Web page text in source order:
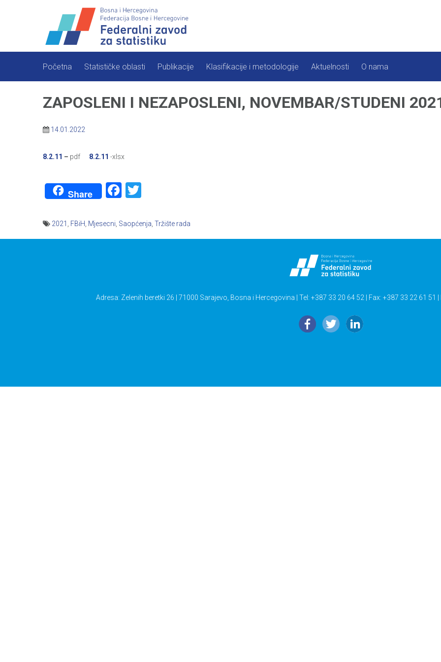
Početna Statističke oblasti Publikacije Klasifikacije i metodologije Aktuelnosti O nama
ZAPOSLENI I NEZAPOSLENI, NOVEMBAR/STUDENI
14.01.2022
8.2.11 – pdf 8.2.11 -xlsx
Share Facebook
2021 FBiH Mjesecni Saopćenja Tržište rada
Adresa: Zelenih beretki 26 | 71000 Sarajevo, Bosna i Hercegovina | Tel: +387 33 20 64 52 | Fax: +387 33 22 61 51 |